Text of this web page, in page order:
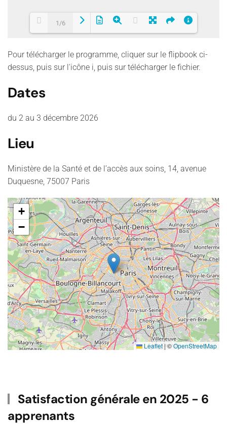
Loading PDF 100% ...
1/6
Pour télécharger le programme, cliquer sur le flipbook ci-
dessus, puis sur l'icône i, puis sur télécharger le fichier.
Dates
du 2 au 3 décembre 2026
Lieu
Ministère de la Santé et de l’accès aux soins, 14, avenue
Duquesne, 75007 Paris
+
−
Leaflet|©OpenStreetMap
Satisfaction générale en 2025 - 6
apprenants